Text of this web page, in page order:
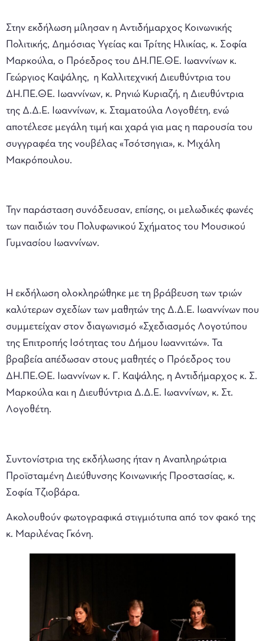
Στην εκδήλωση μίλησαν η Αντιδήμαρχος Κοινωνικής
Πολιτικής, Δημόσιας Υγείας και Τρίτης Ηλικίας, κ. Σοφία
Μαρκούλα, ο Πρόεδρος του ΔΗ.ΠΕ.ΘΕ. Ιωαννίνων κ.
Γεώργιος Καψάλης, η Καλλιτεχνική Διευθύντρια του
ΔΗ.ΠΕ.ΘΕ. Ιωαννίνων, κ. Ρηνιώ Κυριαζή, η Διευθύντρια
της Δ.Δ.Ε. Ιωαννίνων, κ. Σταματούλα Λογοθέτη, ενώ
αποτέλεσε μεγάλη τιμή και χαρά για μας η παρουσία του
συγγραφέα της νουβέλας «Τσότσηγια», κ. Μιχάλη
Μακρόπουλου.
Την παράσταση συνόδευσαν, επίσης, οι μελωδικές φωνές
των παιδιών του Πολυφωνικού Σχήματος του Μουσικού
Γυμνασίου Ιωαννίνων.
Η εκδήλωση ολοκληρώθηκε με τη βράβευση των τριών
καλύτερων σχεδίων των μαθητών της Δ.Δ.Ε. Ιωαννίνων που
συμμετείχαν στον διαγωνισμό «Σχεδιασμός Λογοτύπου
της Επιτροπής Ισότητας του Δήμου Ιωαννιτών». Τα
βραβεία απέδωσαν στους μαθητές ο Πρόεδρος του
ΔΗ.ΠΕ.ΘΕ. Ιωαννίνων κ. Γ. Καψάλης, η Αντιδήμαρχος κ. Σ.
Μαρκούλα και η Διευθύντρια Δ.Δ.Ε. Ιωαννίνων, κ. Στ.
Λογοθέτη.
Συντονίστρια της εκδήλωσης ήταν η Αναπληρώτρια
Προϊσταμένη Διεύθυνσης Κοινωνικής Προστασίας, κ.
Σοφία Τζιοβάρα.
Ακολουθούν φωτογραφικά στιγμιότυπα από τον φακό της
κ. Μαριλένας Γκόνη.